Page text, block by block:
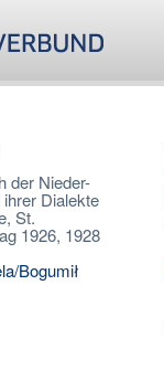
der Nieder-
Dialekte
St.
1926, 1928
Bogumił